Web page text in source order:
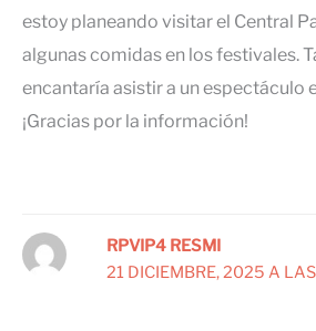
estoy planeando visitar el Central
algunas comidas en los festivales.
encantaría asistir a un espectáculo
¡Gracias por la información!
RPVIP4 RESMI
21 DICIEMBRE, 2025 A